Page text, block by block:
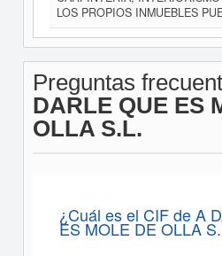
LOS PROPIOS INMUEBLES
Preguntas
DARLE QUE ES
OLLA S.L.
¿Cuál es el CIF de A
ES MOLE DE OLLA